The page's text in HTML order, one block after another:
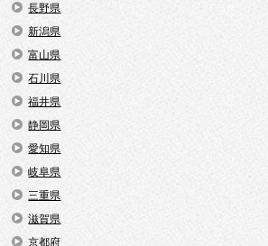
長野県
新潟県
富山県
石川県
福井県
静岡県
愛知県
岐阜県
三重県
滋賀県
京都府